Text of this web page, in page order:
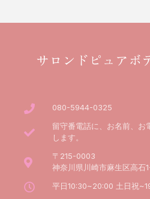
サロンドピュアボ
080-5944-0325
留守番電話に、お名前、お
します。
〒215-0003
神奈川県川崎市麻生区高
平日10:30~20:00 土日祝